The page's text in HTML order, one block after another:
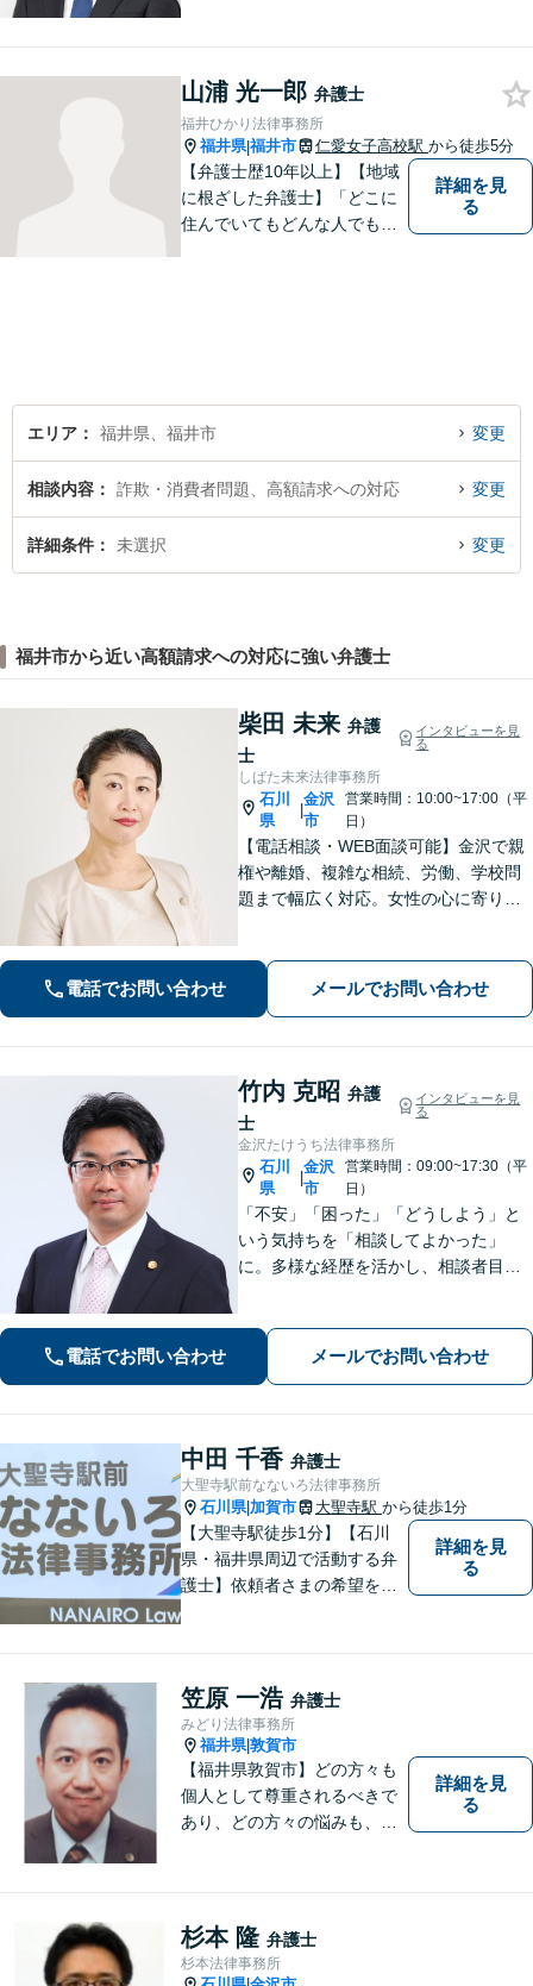
故／刑事弁護・犯罪被害者な
ど、幅広く対応可能。お気軽
にご相談ください。
山浦 光一郎 弁護士
福井ひかり法律事務所
福井県|福井市 仁愛女子高校駅 から徒歩5分
【弁護士歴10年以上】【地域
に根ざした弁護士】「どこに
住んでいてもどんな人でも等
す。
詳細を見
る
エリア 福井県、福井市 変更
相談内容 詐欺・消費者問題、高額請求への対応 変更
詳細条件 未選択 変更
福井市から近い高額請求への対応に強い弁護士
柴田 未来 弁護
士
インタビューを見
る
しばた未来法律事務所
石川
県
|
金沢
市
営業時間：10:00~17:00（平
日）
【電話相談・WEB面談可能】金沢で親
権や離婚、複雑な相続、労働、学校問
題まで幅広く対応。女性の心に寄り添
力でサポートします。お子様連れも歓
迎。まずはじっくりとお話をお聞かせ
電話でお問い合わせ メールでお問い合わせ
竹内 克昭 弁護
士
インタビューを見
る
金沢たけうち法律事務所
石川
県
|
金沢
市
営業時間：09:00~17:30（平
日）
「不安」「困った」「どうしよう」と
いう気持ちを「相談してよかった」
に。多様な経歴を活かし、相談者目線
の多くの方から喜ばれております。
【初回３０分間相談無料】
電話でお問い合わせ メールでお問い合わせ
中田 千香 弁護士
大聖寺駅前なないろ法律事務所
石川県|加賀市 大聖寺駅 から徒歩1分
【大聖寺駅徒歩1分】【石川
県・福井県周辺で活動する弁
護士】依頼者さまの希望を尊
軽にご相談ください。土日祝
も対応可能です。【法テラス
可】
詳細を見
る
笠原 一浩 弁護士
みどり法律事務所
福井県|敦賀市
【福井県敦賀市】どの方々も
個人として尊重されるべきで
あり、どの方々の悩みも、そ
す。 また、言葉の壁や専門知
識の壁も越えて、解決が図ら
れる必要があります。
詳細を見
る
杉本 隆 弁護士
杉本法律事務所